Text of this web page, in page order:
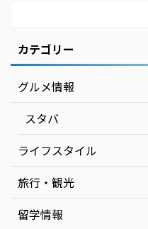
カテゴリー
グルメ情報
スタバ
ライフスタイル
旅行・観光
留学情報